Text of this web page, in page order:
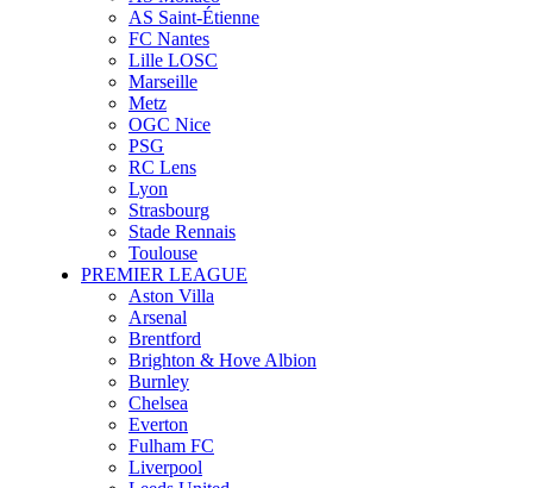
AS Saint-Étienne
FC Nantes
Lille LOSC
Marseille
Metz
OGC Nice
PSG
RC Lens
Lyon
Strasbourg
Stade Rennais
Toulouse
PREMIER LEAGUE
Aston Villa
Arsenal
Brentford
Brighton & Hove Albion
Burnley
Chelsea
Everton
Fulham FC
Liverpool